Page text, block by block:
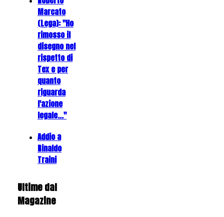
Marcato
(Lega): "Ho
rimosso il
disegno nel
rispetto di
Tex e per
quanto
riguarda
l'azione
legale..."
Addio a
Rinaldo
Traini
Ultime dal
Magazine